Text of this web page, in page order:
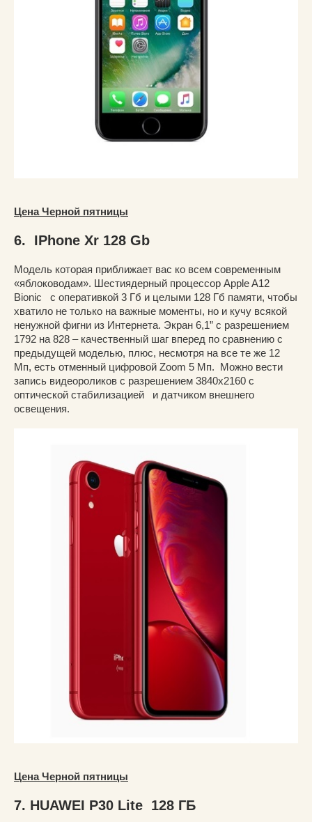
Цена Черной пятницы
6. IPhone Xr 128 Gb
Модель которая приближает вас ко всем современным
«яблоководам». Шестиядерный процессор Apple A12
Bionic с оперативкой 3 Гб и целыми 128 Гб памяти, чтобы
хватило не только на важные моменты, но и кучу всякой
ненужной фигни из Интернета. Экран 6,1” с разрешением
1792 на 828 – качественный шаг вперед по сравнению с
предыдущей моделью, плюс, несмотря на все те же 12
Мп, есть отменный цифровой Zoom 5 Мп. Можно вести
запись видеороликов с разрешением 3840х2160 с
оптической стабилизацией и датчиком внешнего
освещения.
Цена Черной пятницы
7. HUAWEI P30 Lite 128 ГБ